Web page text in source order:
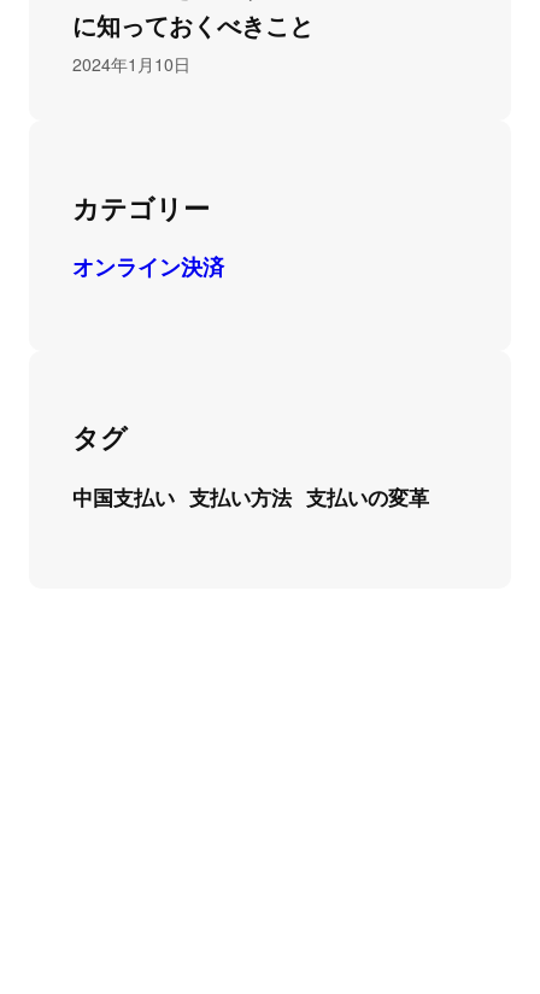
に知っておくべきこと
2024年1月10日
カテゴリー
オンライン決済
タグ
中国支払い 支払い方法 支払いの変革